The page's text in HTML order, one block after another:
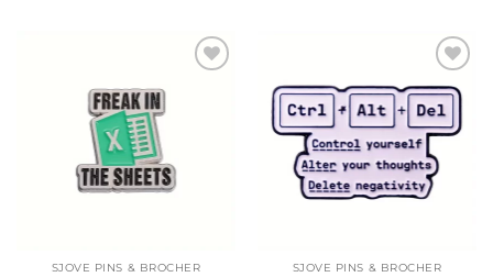
SJOVE PINS & BROCHER
Tilføj til
ønskeliste
SJOVE PINS & BROCHER